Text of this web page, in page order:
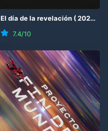
El día de la revelación (2026 )
7.4/10